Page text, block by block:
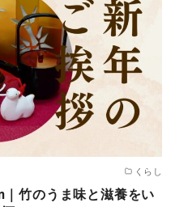
くらし
竹のうま味と滋養をい